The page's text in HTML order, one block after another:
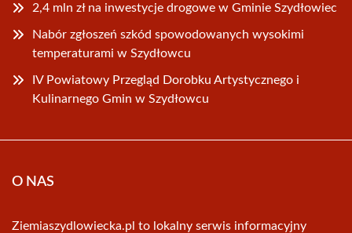
2,4 mln zł na inwestycje drogowe w Gminie Szydłowiec
Nabór zgłoszeń szkód spowodowanych wysokimi
temperaturami w Szydłowcu
IV Powiatowy Przegląd Dorobku Artystycznego i
Kulinarnego Gmin w Szydłowcu
O NAS
Ziemiaszydlowiecka.pl to lokalny serwis informacyjny